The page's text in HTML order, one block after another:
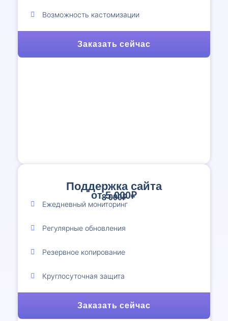
Возможность кастомизации
Заказать сейчас
Поддержка сайта
от 5 000₽
8 000₽
Ежедневный мониторинг
Регулярные обновления
Резервное копирование
Круглосуточная защита
Заказать сейчас